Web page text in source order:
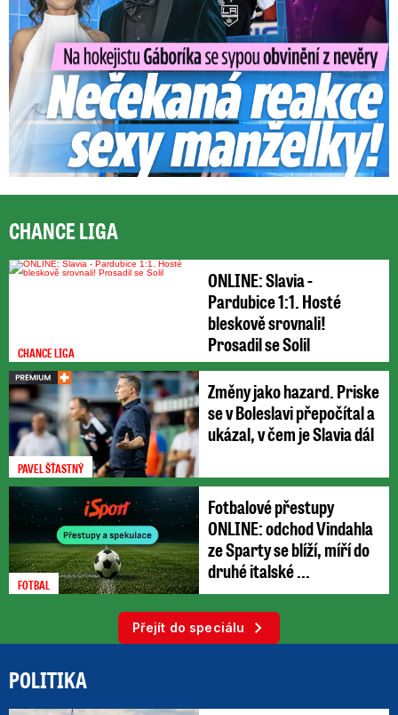
CHANCE LIGA
CHANCE LIGA
ONLINE: Slavia -
Pardubice 1:1. Hosté
bleskově srovnali!
Prosadil se Solil
PAVEL ŠŤASTNÝ
Změny jako hazard. Priske
se v Boleslavi přepočítal a
ukázal, v čem je Slavia dál
FOTBAL
Fotbalové přestupy
ONLINE: odchod Vindahla
ze Sparty se blíží, míří do
druhé italské ...
Přejít do speciálu
POLITIKA